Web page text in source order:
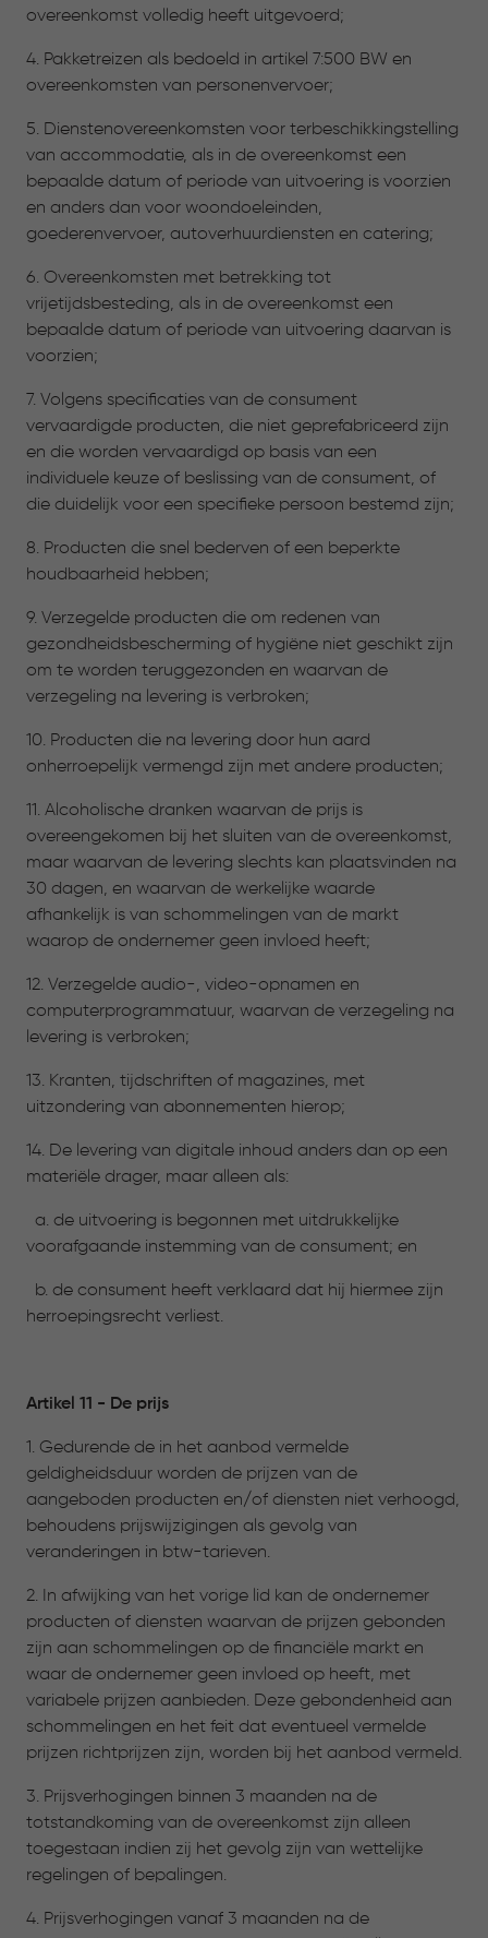
overeenkomst volledig heeft uitgevoerd;
4. Pakketreizen als bedoeld in artikel 7:500 BW en
overeenkomsten van personenvervoer;
5. Dienstenovereenkomsten voor terbeschikkingstelling
van accommodatie, als in de overeenkomst een
bepaalde datum of periode van uitvoering is voorzien
en anders dan voor woondoeleinden,
goederenvervoer, autoverhuurdiensten en catering;
6. Overeenkomsten met betrekking tot
vrijetijdsbesteding, als in de overeenkomst een
bepaalde datum of periode van uitvoering daarvan is
voorzien;
7. Volgens specificaties van de consument
vervaardigde producten, die niet geprefabriceerd zijn
en die worden vervaardigd op basis van een
individuele keuze of beslissing van de consument, of
die duidelijk voor een specifieke persoon bestemd zijn;
8. Producten die snel bederven of een beperkte
houdbaarheid hebben;
9. Verzegelde producten die om redenen van
gezondheidsbescherming of hygiëne niet geschikt zijn
om te worden teruggezonden en waarvan de
verzegeling na levering is verbroken;
10. Producten die na levering door hun aard
onherroepelijk vermengd zijn met andere producten;
11. Alcoholische dranken waarvan de prijs is
overeengekomen bij het sluiten van de overeenkomst,
maar waarvan de levering slechts kan plaatsvinden na
30 dagen, en waarvan de werkelijke waarde
afhankelijk is van schommelingen van de markt
waarop de ondernemer geen invloed heeft;
12. Verzegelde audio-, video-opnamen en
computerprogrammatuur, waarvan de verzegeling na
levering is verbroken;
13. Kranten, tijdschriften of magazines, met
uitzondering van abonnementen hierop;
14. De levering van digitale inhoud anders dan op een
materiële drager, maar alleen als:
a. de uitvoering is begonnen met uitdrukkelijke
voorafgaande instemming van de consument; en
b. de consument heeft verklaard dat hij hiermee zijn
herroepingsrecht verliest.
Artikel 11 - De prijs
1. Gedurende de in het aanbod vermelde
geldigheidsduur worden de prijzen van de
aangeboden producten en/of diensten niet verhoogd,
behoudens prijswijzigingen als gevolg van
veranderingen in btw-tarieven.
2. In afwijking van het vorige lid kan de ondernemer
producten of diensten waarvan de prijzen gebonden
zijn aan schommelingen op de financiële markt en
waar de ondernemer geen invloed op heeft, met
variabele prijzen aanbieden. Deze gebondenheid aan
schommelingen en het feit dat eventueel vermelde
prijzen richtprijzen zijn, worden bij het aanbod vermeld.
3. Prijsverhogingen binnen 3 maanden na de
totstandkoming van de overeenkomst zijn alleen
toegestaan indien zij het gevolg zijn van wettelijke
regelingen of bepalingen.
4. Prijsverhogingen vanaf 3 maanden na de